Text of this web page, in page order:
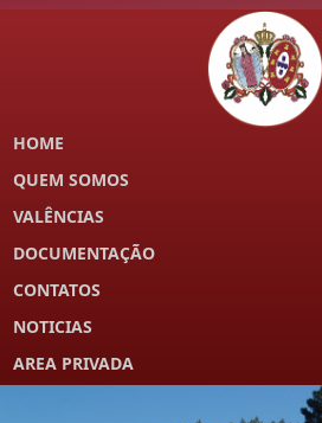
HOME
QUEM SOMOS
VALÊNCIAS
DOCUMENTAÇÃO
CONTATOS
NOTICIAS
AREA PRIVADA